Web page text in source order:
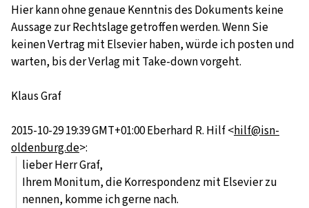
Hier kann ohne genaue Kenntnis des Dokuments keine
Aussage zur Rechtslage getroffen werden. Wenn Sie
keinen Vertrag mit Elsevier haben, würde ich posten und
warten, bis der Verlag mit Take-down vorgeht.
Klaus Graf
2015-10-29 19:39 GMT+01:00 Eberhard R. Hilf<hilf@isn-
oldenburg.de>:
lieber Herr Graf,
Ihrem Monitum, die Korrespondenz mit Elsevier zu
nennen, komme ich gerne nach.